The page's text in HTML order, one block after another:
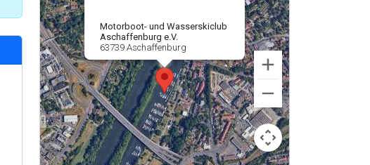
Motorboot- und Wasserskiclub
Aschaffenburg e.V.
63739 Aschaffenburg